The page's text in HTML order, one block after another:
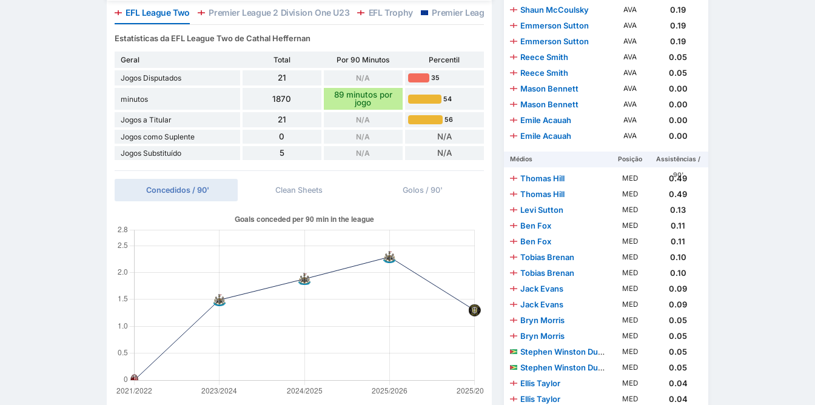
EFL League Two Premier League 2 Division One U23 EFL Trophy Premier League International Cup
Estatísticas da EFL League Two de Cathal Heffernan
Geral Total Por 90 Minutos
Percentil
Jogos Disputados
21 N/A 35
minutos 1870
89 minutos por
jogo
54
Jogos a Titular 21 N/A 56
Jogos como Suplente 0 N/A N/A
Jogos Substituído 5 N/A N/A
Concedidos / 90' Clean Sheets Golos / 90'
Shaun McCoulsky
AVA
0.19
Emmerson Sutton
AVA
0.19
Emmerson Sutton
AVA
0.19
Reece Smith
AVA
0.05
Reece Smith
AVA
0.05
Mason Bennett
AVA
0.00
Mason Bennett
AVA
0.00
Emile Acauah
AVA
0.00
Emile Acauah
AVA 0.00
Médios Posição
Assistências /
90'
Thomas Hill MED
0.49
Thomas Hill
MED
0.49
Levi Sutton
MED
0.13
Ben Fox
MED
0.11
Ben Fox
MED
0.11
Tobias Brenan
MED
0.10
Tobias Brenan
MED
0.10
Jack Evans
MED
0.09
Jack Evans
MED
0.09
Bryn Morris
MED
0.05
Bryn Morris
MED
0.05
Stephen Winston Duke-McKenna
MED
0.05
Stephen Winston Duke-McKenna
MED
0.05
Ellis Taylor
MED
0.04
Ellis Taylor
MED
0.04